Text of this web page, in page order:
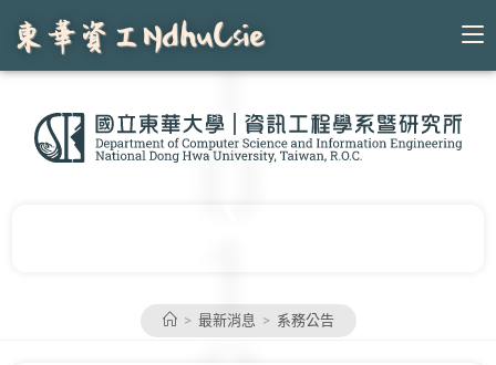
content
> 最新消息 > 系務公告